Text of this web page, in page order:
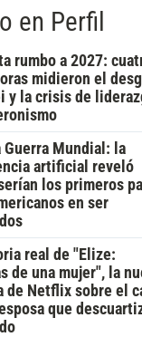
en Perfil
rumbo a 2027:
midieron el
y la crisis de
Guerra Mundial: la
artificial reveló
los primeros
en ser
real de "Elize:
de una mujer", la
de Netflix sobre el
que